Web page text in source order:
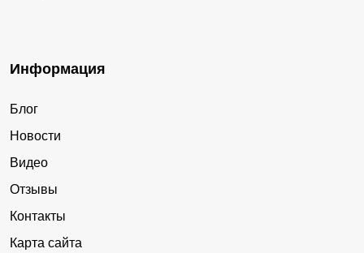
Информация
Блог
Новости
Видео
Отзывы
Контакты
Карта сайта